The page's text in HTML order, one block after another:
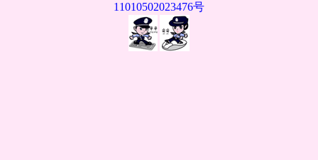
11010502023476号